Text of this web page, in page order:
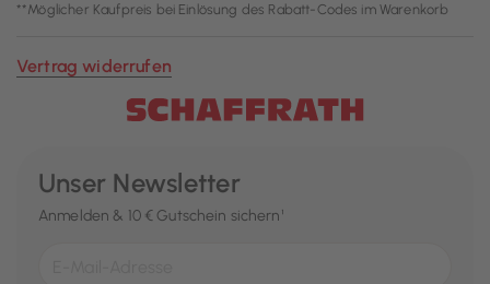
**Möglicher Kaufpreis bei Einlösung des Rabatt-Codes im Warenkorb
Vertrag widerrufen
Unser Newsletter
Anmelden & 10 € Gutschein sichern¹